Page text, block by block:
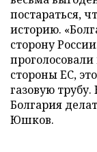
постараться,
историю.
сторону
стороны ЕС,
газовую
Болгария
Юшков.